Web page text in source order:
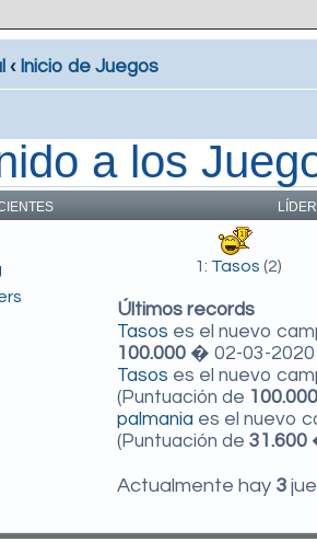
‹ Inicio de Juegos
a los
1: Tasos (2)
Últimos records
Tasos es el nuevo
100.000 � 02-03-2020
Tasos es el nuevo
(Puntuación de 100.000
palmania es el nuevo
(Puntuación de 31.600
Actualmente hay 3